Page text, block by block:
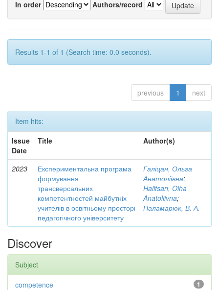
In order
Authors/record
Results 1-1 of 1 (Search time: 0.0 seconds).
previous 1 next
Item hits:
Issue
Date
Title Author(s)
2023
Експериментальна програма
формування
трансверсальних
компетентностей майбутніх
учителів в освітньому просторі
педагогічного університету
Галіцан, Ольга
Анатоліївна;
Halitsan, Olha
Anatoliivna;
Паламарюк, В. А.
Discover
Subject
1
competence